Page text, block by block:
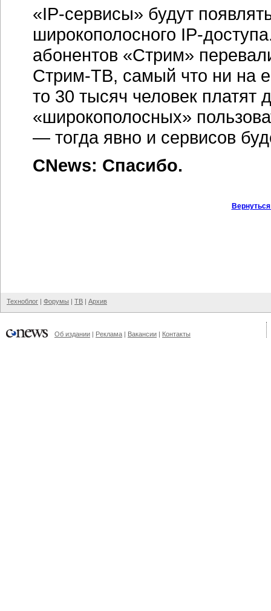
«IP-сервисы» будут
широкополосного IP-доступа
абонентов «Стрим»
Стрим-ТВ, самый что ни на
то 30 тысяч человек платят
«широкополосных»
— тогда явно и сервисов
CNews: Спасибо.
Техноблог | Форумы | ТВ | Архив
Об издании | Реклама | Вакансии | Контакты